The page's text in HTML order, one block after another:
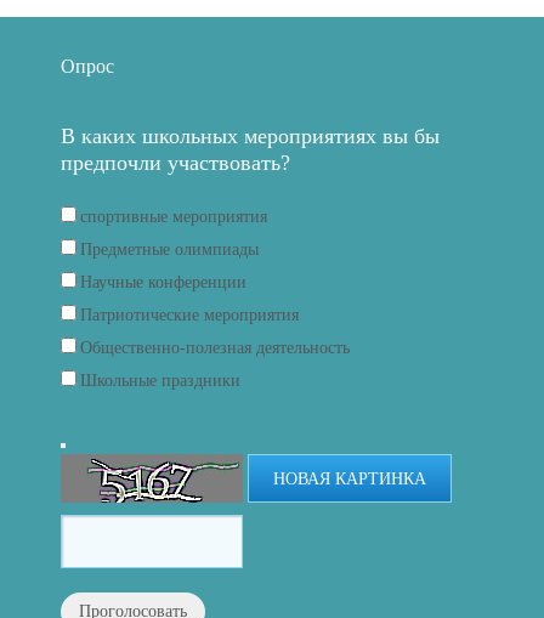
Опрос
В каких школьных мероприятиях вы бы
предпочли участвовать?
спортивные мероприятия
Предметные олимпиады
Научные конференции
Патриотические мероприятия
Общественно-полезная деятельность
Школьные праздники
НОВАЯ КАРТИНКА